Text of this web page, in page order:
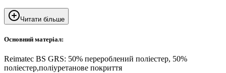
Читати більше
Основний матеріал:
Reimatec BS GRS: 50% перероблений поліестер, 50%
поліестер,поліуретанове покриття